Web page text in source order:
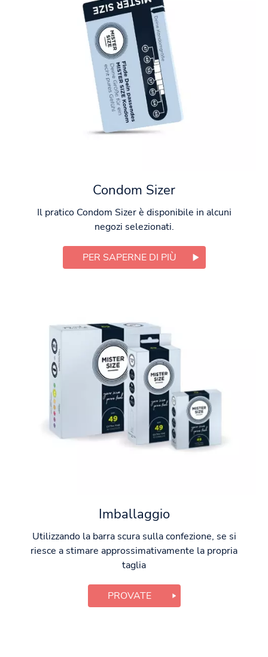
Condom Sizer
Il pratico Condom Sizer è disponibile in alcuni
negozi selezionati.
PER SAPERNE DI PIÙ
Imballaggio
Utilizzando la barra scura sulla confezione, se si
riesce a stimare approssimativamente la propria
taglia
PROVATE